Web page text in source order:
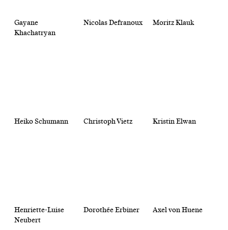
Gayane
Khachatryan
Nicolas Defranoux Moritz Klauk
Heiko Schumann Christoph Vietz Kristin Elwan
Henriette-Luise
Neubert
Dorothée Erbiner Axel von Huene